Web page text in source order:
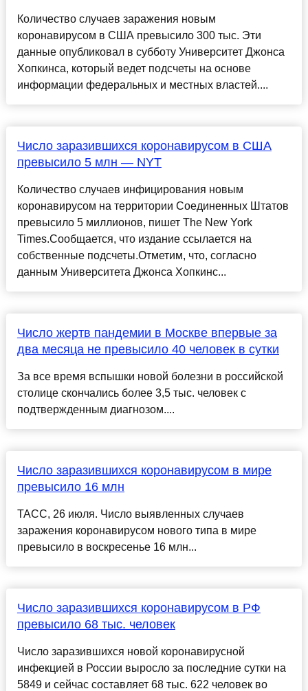
Количество случаев заражения новым
коронавирусом в США превысило 300 тыс. Эти
данные опубликовал в субботу Университет Джонса
Хопкинса, который ведет подсчеты на основе
информации федеральных и местных властей....
Число заразившихся коронавирусом в США
превысило 5 млн — NYT
Количество случаев инфицирования новым
коронавирусом на территории Соединенных Штатов
превысило 5 миллионов, пишет The New York
Times.Сообщается, что издание ссылается на
собственные подсчеты.Отметим, что, согласно
данным Университета Джонса Хопкинс...
Число жертв пандемии в Москве впервые за
два месяца не превысило 40 человек в сутки
За все время вспышки новой болезни в российской
столице скончались более 3,5 тыс. человек с
подтвержденным диагнозом....
Число заразившихся коронавирусом в мире
превысило 16 млн
ТАСС, 26 июля. Число выявленных случаев
заражения коронавирусом нового типа в мире
превысило в воскресенье 16 млн...
Число заразившихся коронавирусом в РФ
превысило 68 тыс. человек
Число заразившихся новой коронавирусной
инфекцией в России выросло за последние сутки на
5849 и сейчас составляет 68 тыс. 622 человек во